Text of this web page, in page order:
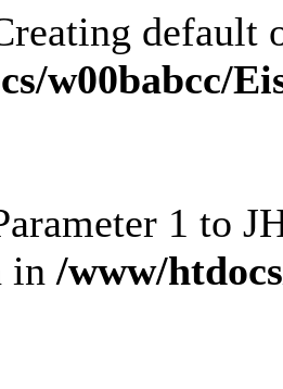
default
w00babcc/
1 to
in /www/